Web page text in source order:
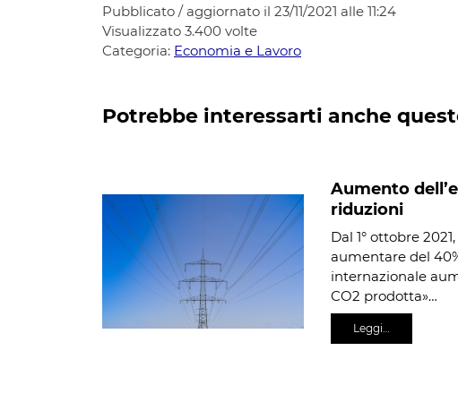
Pubblicato / aggiornato il 23/11/2021 alle 11:24
Visualizzato 3.400 volte
Categoria: Economia e Lavoro
Potrebbe interessarti anche
Aumento
riduzioni
Dal 1° ottobre
aumentare del
internazionale
CO2 prodotta»…
Leggi…